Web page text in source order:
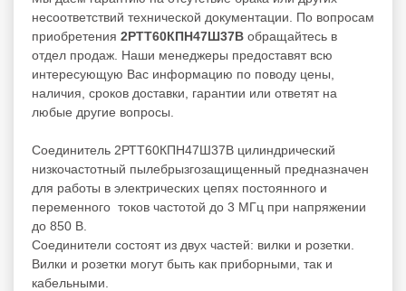
несоответствий технической документации. По вопросам
приобретения 2РТТ60КПН47Ш37В обращайтесь в
отдел продаж. Наши менеджеры предоставят всю
интересующую Вас информацию по поводу цены,
наличия, сроков доставки, гарантии или ответят на
любые другие вопросы.
Соединитель 2РТТ60КПН47Ш37В цилиндрический
низкочастотный пылебрызгозащищенный предназначен
для работы в электрических цепях постоянного и
переменного токов частотой до 3 МГц при напряжении
до 850 В.
Соединители состоят из двух частей: вилки и розетки.
Вилки и розетки могут быть как приборными, так и
кабельными.